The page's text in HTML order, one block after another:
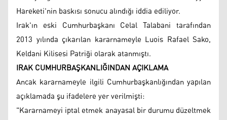
Hareketi'nin baskısı sonucu alındığı iddia ediliyor.
Irak'ın eski Cumhurbaşkanı Celal Talabani tarafından
2013 yılında çıkarılan kararnameyle Luois Rafael Sako,
Keldani Kilisesi Patriği olarak atanmıştı.
IRAK CUMHURBAŞKANLIĞINDAN AÇIKLAMA
Ancak kararnameyle ilgili Cumhurbaşkanlığından yapılan
açıklamada şu ifadelere yer verilmişti:
"Kararnameyi iptal etmek anayasal bir durumu düzeltmek